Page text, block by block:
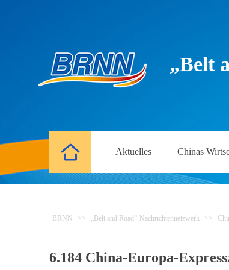
„Belt
Aktuelles Chinas
BRNN >> „Belt and Road“-Nachrichtennetzwerk >>
6.184 China-Europa-